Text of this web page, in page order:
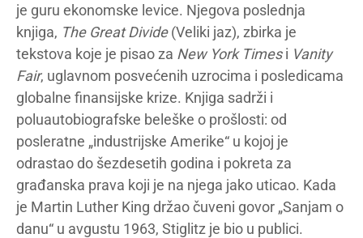
je guru ekonomske levice. Njegova poslednja
knjiga, The Great Divide(Veliki jaz), zbirka je
tekstova koje je pisao za New York Timesi Vanity
Fair, uglavnom posvećenih uzrocima i posledicama
globalne finansijske krize. Knjiga sadrži i
poluautobiografske beleške o prošlosti: od
posleratne „industrijske Amerike“ u kojoj je
odrastao do šezdesetih godina i pokreta za
građanska prava koji je na njega jako uticao. Kada
je Martin Luther King držao čuveni govor „Sanjam o
danu“ u avgustu 1963, Stiglitz je bio u publici.